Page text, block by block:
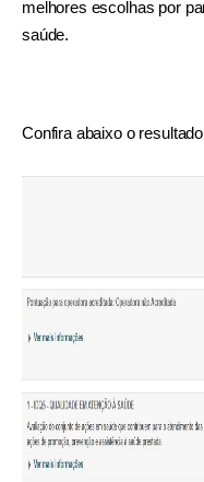
melhores escolhas por
saúde.
Confira abaixo o